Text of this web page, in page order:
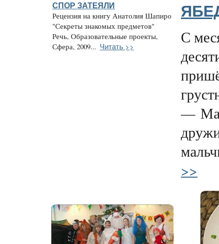
СПОР ЗАТЕЯЛИ
Рецензия на книгу Анатолия Шапиро
"Секреты знакомых предметов"
Речь, Образовательные проекты,
Сфера, 2009... Читать >>
С
—
>>